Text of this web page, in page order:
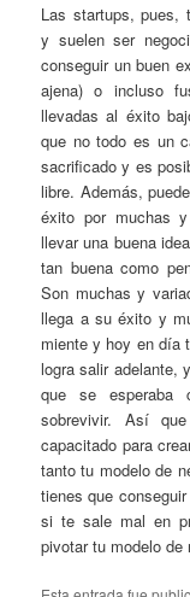
Las startups, pues,
y suelen ser
conseguir un buen
ajena) o incluso
llevadas al éxito
que no todo es un
sacrificado y es
libre. Además,
éxito por muchas
llevar una buena
tan buena como
Son muchas y
llega a su éxito y
miente y hoy en día
logra salir adelante,
que se esperaba
sobrevivir. Así
capacitado para
tanto tu modelo de
tienes que
si te sale mal en
pivotar tu modelo de